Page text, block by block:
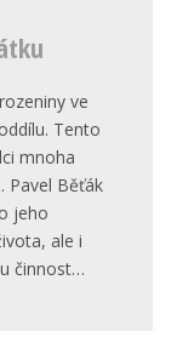
ve
Tento
mnoha
Pavel Běťák
jeho
ale i
činnost…